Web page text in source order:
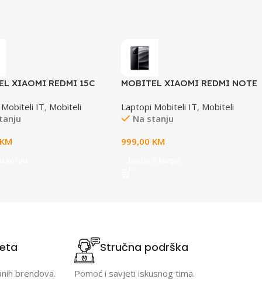
XIAOMI REDMI 15C
IT, Mobiteli
KM
MOBITEL XIAOMI REDMI NOTE
Laptopi Mobiteli IT, Mobiteli
Na stanju
999,00 KM
brendova.
Stručna podrška
Pomoć i savjeti iskusnog tima.